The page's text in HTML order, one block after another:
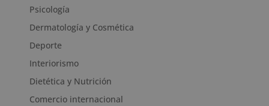
Psicología
Dermatología y Cosmética
Deporte
Interiorismo
Dietética y Nutrición
Comercio internacional